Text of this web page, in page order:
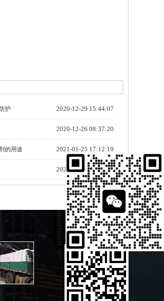
2020-12-29 15:44:07
护
2020-12-26 08:37:20
2021-01-25 17:12:19
的用途
2021-01-31 14:38:01